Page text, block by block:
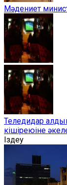
Мәдениет
Теледидар
кішіреюіне
Іздеу